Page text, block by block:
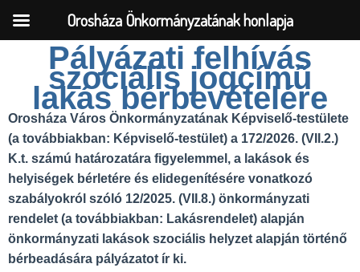
to
content
Pályázati felhívás
szociális jogcímű
lakás bérbevételére
Orosháza Város Önkormányzatának Képviselő-testülete
(a továbbiakban: Képviselő-testület) a 172/2026. (VII.2.)
K.t. számú határozatára figyelemmel, a lakások és
helyiségek bérletére és elidegenítésére vonatkozó
szabályokról szóló 12/2025. (VII.8.) önkormányzati
rendelet (a továbbiakban: Lakásrendelet) alapján
önkormányzati lakások szociális helyzet alapján történő
bérbeadására pályázatot ír ki.
Orosháza Önkormányzatának honlapja